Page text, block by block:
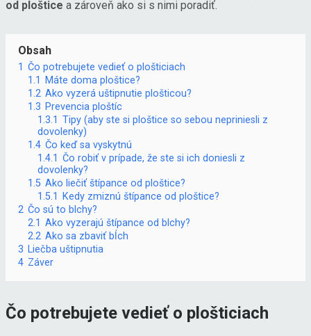
od ploštice a zároveň ako si s nimi poradiť.
Obsah
1 Čo potrebujete vedieť o plošticiach
1.1
Máte doma ploštice?
1.2 Ako vyzerá uštipnutie plošticou?
1.3 Prevencia ploštíc
1.3.1 Tipy (aby ste si ploštice so sebou nepriniesli z
dovolenky)
1.4 Čo keď sa vyskytnú
1.4.1 Čo robiť v prípade, že ste si ich doniesli z
dovolenky?
1.5 Ako liečiť štípance od ploštice?
1.5.1
Kedy zmiznú štípance od ploštice?
2 Čo sú to blchy?
2.1 Ako vyzerajú štípance od blchy?
2.2 Ako sa zbaviť bĺch
3 Liečba uštipnutia
4 Záver
Čo potrebujete vedieť o plošticiach